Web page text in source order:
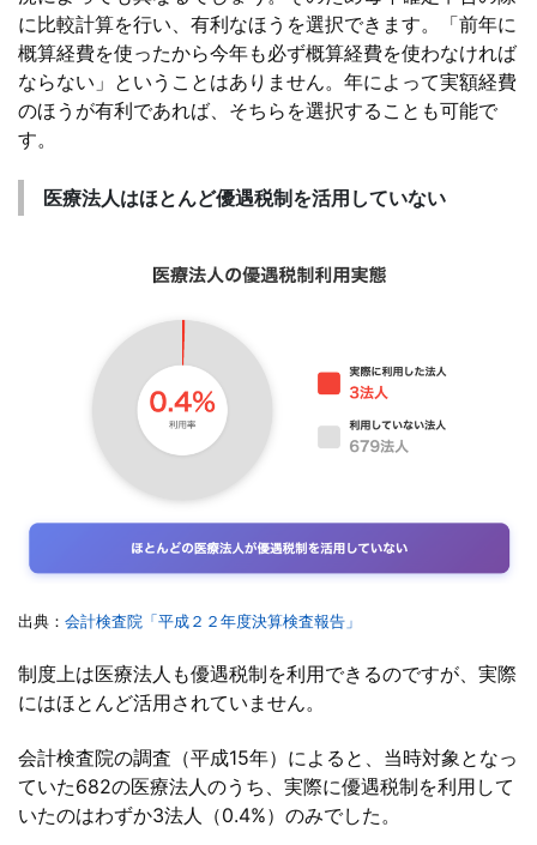
に比較計算を行い、有利なほうを選択できます。「前年に
概算経費を使ったから今年も必ず概算経費を使わなければ
ならない」ということはありません。年によって実額経費
のほうが有利であれば、そちらを選択することも可能で
す。
医療法人はほとんど優遇税制を活用していない
出典： 会計検査院「平成２２年度決算検査報告」
制度上は医療法人も優遇税制を利用できるのですが、実際
にはほとんど活用されていません。
会計検査院の調査（平成15年）によると、当時対象となっ
ていた682の医療法人のうち、実際に優遇税制を利用して
いたのはわずか3法人（0.4%）のみでした。